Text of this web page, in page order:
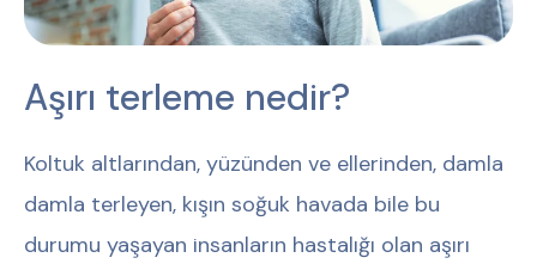
Aşırı terleme nedir?
Koltuk altlarından, yüzünden ve ellerinden, damla
damla terleyen, kışın soğuk havada bile bu
durumu yaşayan insanların hastalığı olan aşırı